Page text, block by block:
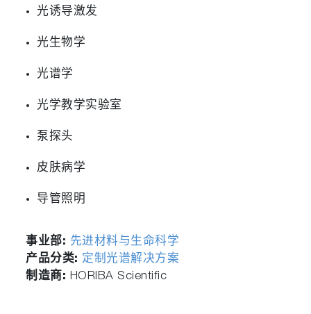
光诱导激发
光生物学
光谱学
光学教学实验室
泵探头
皮肤病学
导管照明
事业部: 先进材料与生命科学
产品分类:定制光谱解决方案
制造商: HORIBA Scientific